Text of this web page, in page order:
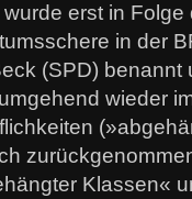
wurde erst in
in der
(SPD)
wieder
Klassen«